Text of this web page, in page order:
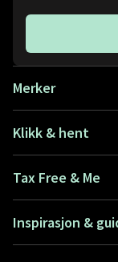
Merker
Klikk & hent
Tax Free & Me
Inspirasjon &